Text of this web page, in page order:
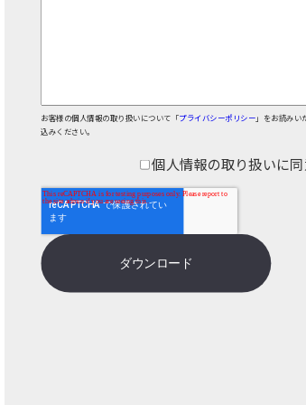
お客様の個人情報の取り扱いについて「プライバシーポリシー」をお読みい
込みください。
個人情報の取り扱いに